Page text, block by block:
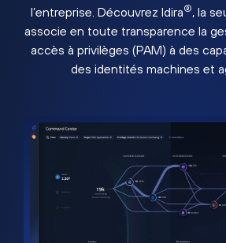
l’entreprise. Découvrez Idira®, la
associe en toute transparence la
accès à privilèges (PAM) à des
des identités machines et